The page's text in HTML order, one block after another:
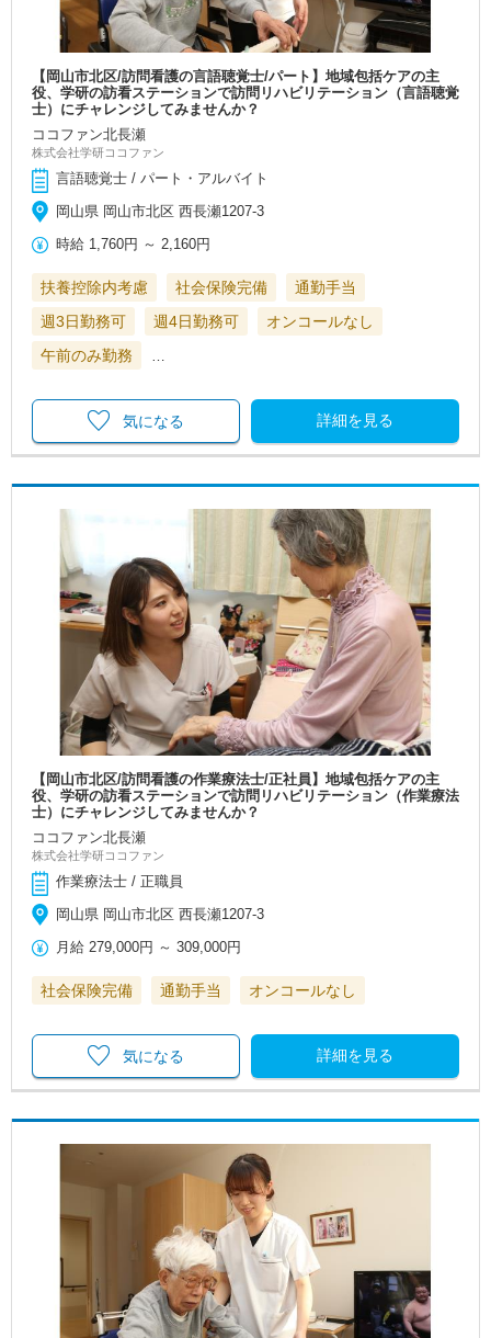
【岡山市北区/訪問看護の言語聴覚士/パート】地域包括ケアの主
役、学研の訪看ステーションで訪問リハビリテーション（言語聴覚
士）にチャレンジしてみませんか？
ココファン北長瀬
株式会社学研ココファン
言語聴覚士 / パート・アルバイト
岡山県 岡山市北区 西長瀬1207-3
時給 1,760円 ～2,160円
扶養控除内考慮 社会保険完備
通勤手当
週3日勤務可
週4日勤務可
オンコールなし
午前のみ勤務
…
詳細を見る
気になる
【岡山市北区/訪問看護の作業療法士/正社員】地域包括ケアの主
役、学研の訪看ステーションで訪問リハビリテーション（作業療法
士）にチャレンジしてみませんか？
ココファン北長瀬
株式会社学研ココファン
作業療法士 / 正職員
岡山県 岡山市北区 西長瀬1207-3
月給 279,000円 ～309,000円
社会保険完備 通勤手当 オンコールなし
詳細を見る
気になる